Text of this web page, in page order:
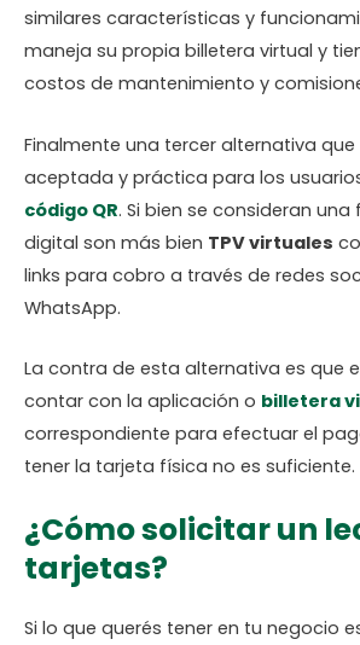
similares características y
maneja su propia billetera virtual y
costos de mantenimiento y
Finalmente una tercer alternativa
aceptada y práctica para los
código QR. Si bien se consideran
digital son más bien TPV virtuales
links para cobro a través de redes
WhatsApp.
La contra de esta alternativa es que
contar con la aplicación o billetera
correspondiente para efectuar el
tener la tarjeta física no es suficiente.
¿Cómo solicitar un
tarjetas?
Si lo que querés tener en tu negocio